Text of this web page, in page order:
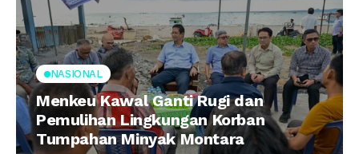
NASIONAL
Menkeu Kawal Ganti Rugi dan
Pemulihan Lingkungan Korban
Tumpahan Minyak Montara